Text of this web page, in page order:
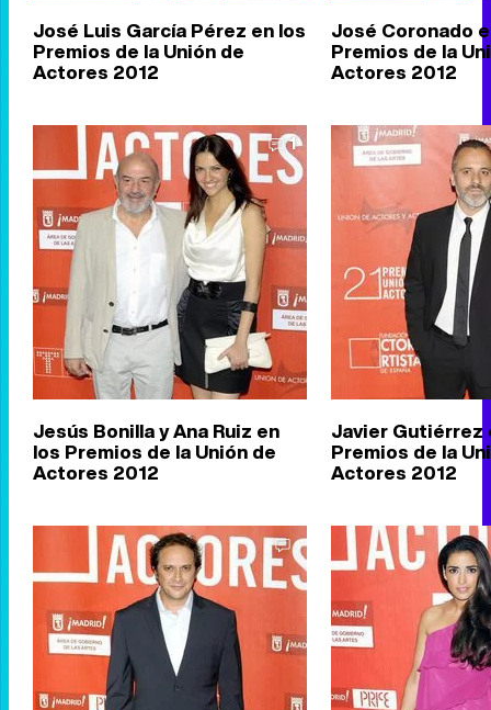
José Luis García Pérez en los
Premios de la Unión de
Actores 2012
José Coronado
Premios de la
Actores 2012
1
Jesús Bonilla y Ana Ruiz en
los Premios de la Unión de
Actores 2012
Javier Gutiérrez
Premios de la
Actores 2012